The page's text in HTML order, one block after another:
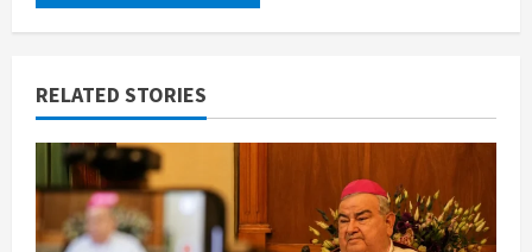
RELATED STORIES